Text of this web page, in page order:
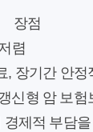
장점
렴
, 장기간 안정
신형 암 보
제적 부담